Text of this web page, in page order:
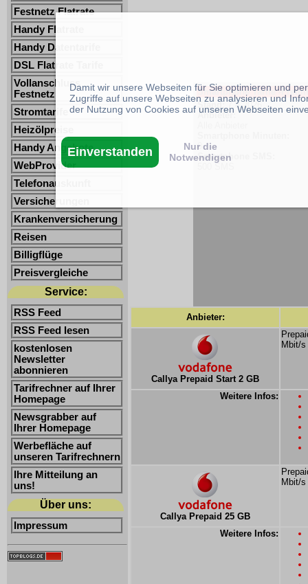
Festnetz Flatrate
Handy Flatrate
Handy Datentarife
DSL Flatrate Tarife
Vollanschluss
Festnetz
Stromtarife
Heizölpreise
Handy Angebote
WebProvider
Telefonauskunft
Versicherungen
Krankenversicherung
Reisen
Billigflüge
Preisvergleiche
Service:
RSS Feed
RSS Feed lesen
kostenlosen
Newsletter
abonnieren
Tarifrechner auf Ihrer
Homepage
Newsgrabber auf
Ihrer Homepage
Werbefläche auf
unseren Tarifrechnern
Ihre Mitteilung an
uns!
Über uns:
Impressum
Smartphone Tarife -
Stand:7.8.2026
Anbieter:
0
Smartphone SMS:
Anbieter:
Callya Prepaid Start 2 GB
Mbit/s
Weitere Infos:
Callya Prepaid 25 GB
Mbit/s
Weitere Infos:
Damit wir unsere Webseiten für Sie optimieren und
Zugriffe auf unsere Webseiten zu analysieren und
der Nutzung von Cookies auf unseren Webseiten
Einverstanden
Nur die
Notwendigen